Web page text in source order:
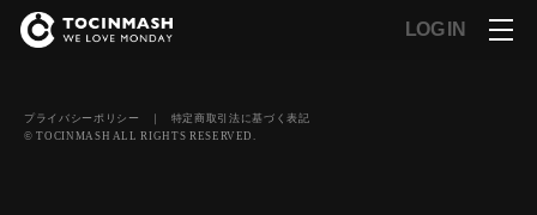
LOG IN
プライバシーポリシー ｜ 特定商取引法に基づく表記
© TOCINMASH ALL RIGHTS RESERVED.